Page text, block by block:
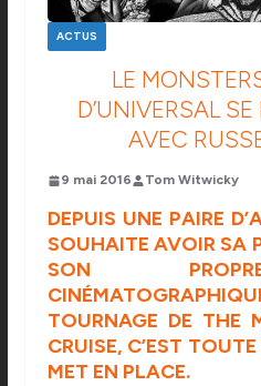
ACTUS
LE
D’UNIVERSAL
AVEC
9 mai 2016 Tom Witwicky
DEPUIS UNE PAIRE
SOUHAITE AVOIR SA
SON
TOURNAGE DE THE
CRUISE, C’EST
MET EN PLACE.